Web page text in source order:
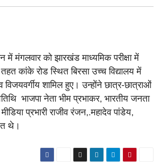
में मंगलवार को झारखंड माध्यमिक परीक्षा में
कांके रोड स्थित बिरसा उच्च विद्यालय में
शामिल हुए। उन्होंने छात्र-छात्राओं
भाजपा नेता भीम प्रभाकर, भारतीय जनता
प्रभारी राजीव रंजन,.महादेव पांडेय,
थे।